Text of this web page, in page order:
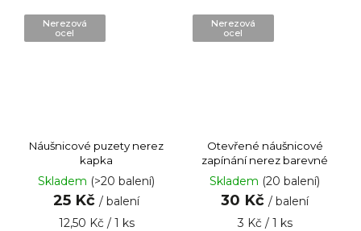
Nerezová
ocel
Náušnicové puzety nerez
kapka
Skladem (>20 balení)
25 Kč / balení
12,50 Kč / 1 ks
Nerezová
ocel
Otevřené náušnicové
zapínání nerez barevné
Skladem (20 balení)
30 Kč / balení
3 Kč / 1 ks